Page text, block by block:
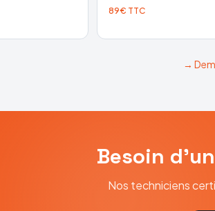
89€ TTC
→
Besoin
Nos techniciens